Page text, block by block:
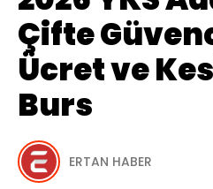
Çifte
Ücret ve
Burs
ERTAN HABER